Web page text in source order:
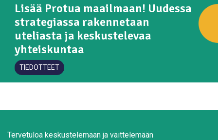
Lisää Protua maailmaan! Uudessa
strategiassa rakennetaan
uteliasta ja keskustelevaa
yhteiskuntaa
TIEDOTTEET
Tervetuloa keskustelemaan ja väittelemään